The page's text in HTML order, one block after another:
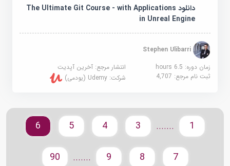
دانلود The Ultimate Git Course - with Applications
in Unreal Engine
Stephen Ulibarri
زمان دوره: 6.5 hours
انتشار مرجع:آخرین آپدیت
ثبت نام مرجع:4,707 شرکت:Udemy (یودمی)
.......
.......
90